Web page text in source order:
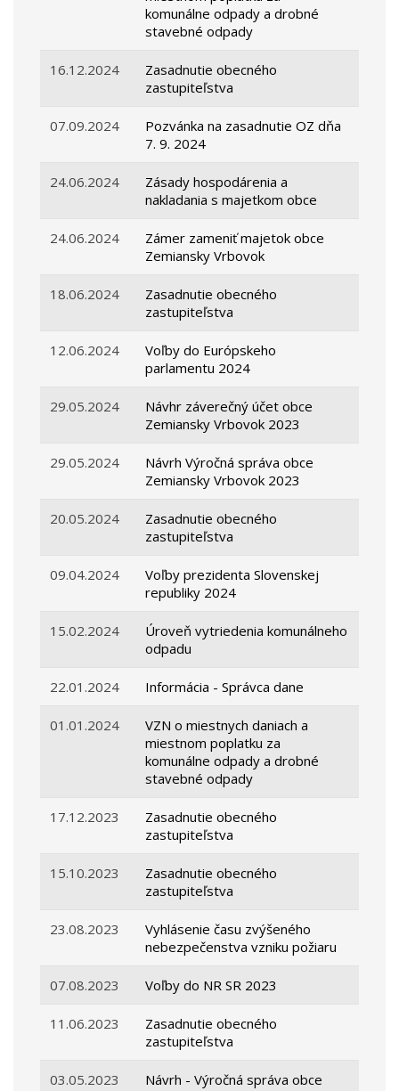
komunálne odpady a drobné
stavebné odpady
16.12.2024
Zasadnutie obecného
zastupiteľstva
07.09.2024
Pozvánka na zasadnutie OZ dňa
7. 9. 2024
24.06.2024
Zásady hospodárenia a
nakladania s majetkom obce
24.06.2024
Zámer zameniť majetok obce
Zemiansky Vrbovok
18.06.2024
Zasadnutie obecného
zastupiteľstva
12.06.2024
Voľby do Európskeho
parlamentu 2024
29.05.2024
Návhr záverečný účet obce
Zemiansky Vrbovok 2023
29.05.2024
Návrh Výročná správa obce
Zemiansky Vrbovok 2023
20.05.2024
Zasadnutie obecného
zastupiteľstva
09.04.2024
Voľby prezidenta Slovenskej
republiky 2024
15.02.2024
Úroveň vytriedenia komunálneho
odpadu
22.01.2024 Informácia - Správca dane
01.01.2024
VZN o miestnych daniach a
miestnom poplatku za
komunálne odpady a drobné
stavebné odpady
17.12.2023
Zasadnutie obecného
zastupiteľstva
15.10.2023
Zasadnutie obecného
zastupiteľstva
23.08.2023
Vyhlásenie času zvýšeného
nebezpečenstva vzniku požiaru
07.08.2023 Voľby do NR SR 2023
11.06.2023
Zasadnutie obecného
zastupiteľstva
03.05.2023
Návrh - Výročná správa obce